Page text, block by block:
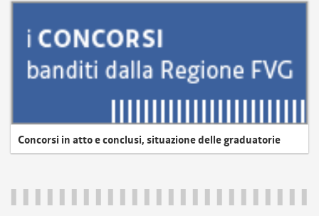
Concorsi in atto e conclusi, situazione delle graduatorie